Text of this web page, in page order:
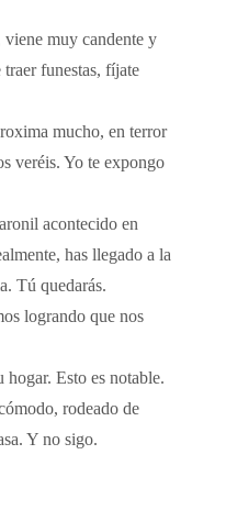
viene muy candente y
funestas, fíjate
mucho, en terror
veréis. Yo te expongo
acontecido en
has llegado a la
Tú quedarás.
logrando que nos
Esto es notable.
rodeado de
Y no sigo.